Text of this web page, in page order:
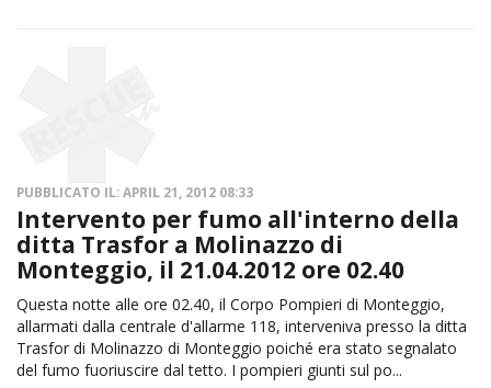
PUBBLICATO IL: APRIL 21, 2012 08:33
Intervento per fumo all'interno della
ditta Trasfor a Molinazzo di
Monteggio, il 21.04.2012 ore 02.40
Questa notte alle ore 02.40, il Corpo Pompieri di Monteggio,
allarmati dalla centrale d'allarme 118, interveniva presso la ditta
Trasfor di Molinazzo di Monteggio poiché era stato segnalato
del fumo fuoriuscire dal tetto. I pompieri giunti sul po...